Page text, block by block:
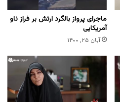
ماجرای پرواز بالگرد ارتش بر فراز ناو
آمریکایی
آبان ۲۵, ۱۴۰۰